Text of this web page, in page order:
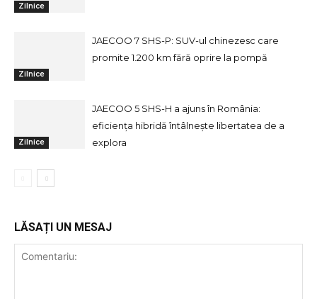
Zilnice
Zilnice
JAECOO 7 SHS-P: SUV-ul chinezesc care
promite 1.200 km fără oprire la pompă
Zilnice
JAECOO 5 SHS-H a ajuns în România:
eficiența hibridă întâlnește libertatea de a
explora
LĂSAȚI UN MESAJ